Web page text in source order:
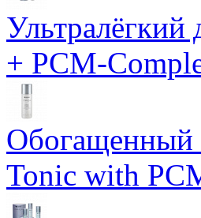
+ PCM-
Обогащенный
Tonic with